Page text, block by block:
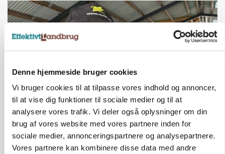
Denne hjemmeside bruger cookies
Vi bruger cookies til at tilpasse vores indhold og annoncer,
til at vise dig funktioner til sociale medier og til at
analysere vores trafik. Vi deler også oplysninger om din
brug af vores website med vores partnere inden for
sociale medier, annonceringspartnere og analysepartnere.
Vores partnere kan kombinere disse data med andre
POLITIK
»Nu stopper I«: Landbrugsdebattør og
protestgruppe vil demonstrere mod ny